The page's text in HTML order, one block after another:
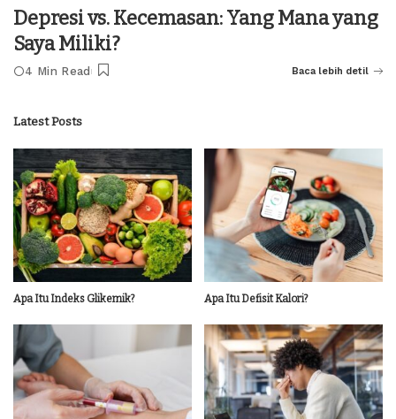
Depresi vs. Kecemasan: Yang Mana yang
Saya Miliki?
4 Min Read Baca lebih detil
Latest Posts
Apa Itu Indeks Glikemik? Apa Itu Defisit Kalori?